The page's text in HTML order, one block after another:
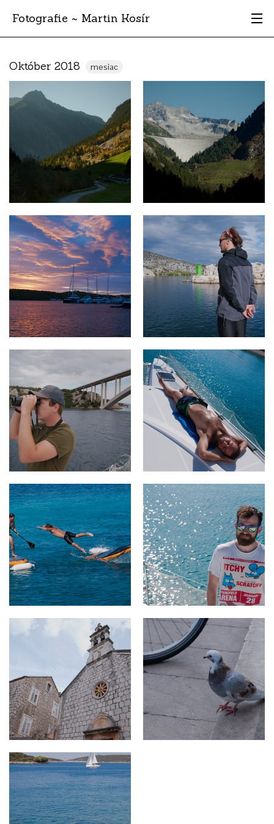
Fotografie ~ Martin Kosír
Albumy
Miesta
Vyhľadávanie
Október 2018 mesiac